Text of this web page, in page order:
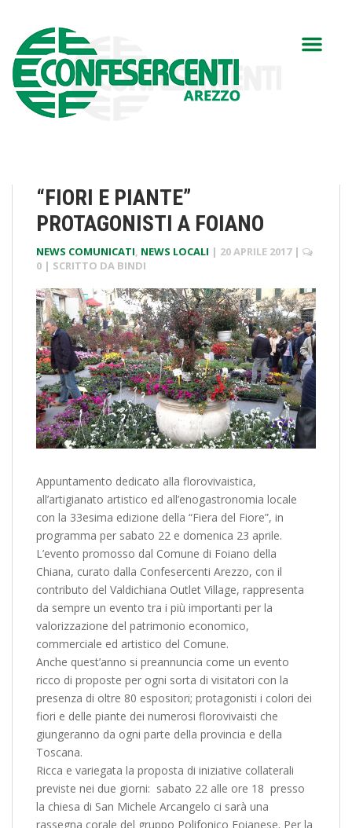
“FIORI E PIANTE”
PROTAGONISTI A FOIANO
NEWS COMUNICATI, NEWS LOCALI | 20 APRILE 2017 |
0 | SCRITTO DA BINDI
Appuntamento dedicato alla florovivaistica,
all’artigianato artistico ed all’enogastronomia locale
con la 33esima edizione della “Fiera del Fiore”, in
programma per sabato 22 e domenica 23 aprile.
L’evento promosso dal Comune di Foiano della
Chiana, curato dalla Confesercenti Arezzo, con il
contributo del Valdichiana Outlet Village, rappresenta
da sempre un evento tra i più importanti per la
valorizzazione del patrimonio economico,
commerciale ed artistico del Comune.
Anche quest’anno si preannuncia come un evento
ricco di proposte per ogni sorta di visitatori con la
presenza di oltre 80 espositori; protagonisti i colori dei
fiori e delle piante dei numerosi florovivaisti che
giungeranno da ogni parte della provincia e della
Toscana.
Ricca e variegata la proposta di iniziative collaterali
previste nei due giorni: sabato 22 alle ore 18 presso
la chiesa di San Michele Arcangelo ci sarà una
rassegna corale del gruppo Polifonico Foianese. Per la